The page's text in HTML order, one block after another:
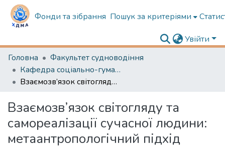
Фонди та зібрання Пошук за критеріями
Увійти
Головна
Факультет судноводіння
Кафедра соціально-гуманітарної підготовки
Взаємозв’язок світогляду та самореалізації сучасної людини: метаантропологічний підхід
Взаємозв’язок світогляду та
самореалізації сучасної людини:
метаантропологічний підхід